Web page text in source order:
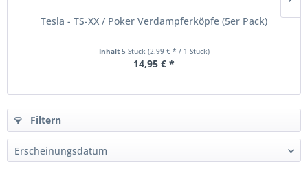
Tesla - TS-XX / Poker Verdampferköpfe (5er Pack)
Inhalt 5 Stück (2,99 € * / 1 Stück)
14,95 € *
Filtern